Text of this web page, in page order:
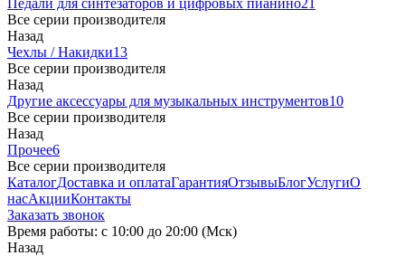
Педали для синтезаторов и цифровых пианино21
Все серии производителя
Назад
Чехлы / Накидки13
Все серии производителя
Назад
Другие аксессуары для музыкальных инструментов10
Все серии производителя
Назад
Прочее6
Все серии производителя
КаталогДоставка и оплатаГарантияОтзывыБлогУслугиО
насАкцииКонтакты
Заказать звонок
Время работы: с 10:00 до 20:00 (Мск)
Назад